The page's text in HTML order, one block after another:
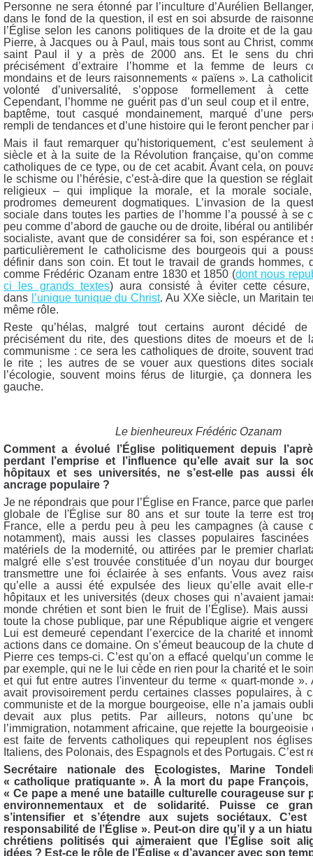
Personne ne sera étonné par l’inculture d’Aurélien
dans le fond de la question, il est en soi absurde de
l’Église selon les canons politiques de la droite et de la
Pierre, à Jacques ou à Paul, mais tous sont au Christ,
saint Paul il y a près de 2000 ans. Et le sens du
précisément d’extraire l’homme et la femme de leurs
mondains et de leurs raisonnements « païens ». La
volonté d’universalité, s’oppose formellement à cette
Cependant, l’homme ne guérit pas d’un seul coup et il
baptême, tout casqué mondainement, marqué d’une
rempli de tendances et d’une histoire qui le feront pencher par
Mais il faut remarquer qu’historiquement, c’est seulement
siècle et à la suite de la Révolution française, qu’on
catholiques de ce type, ou de cet acabit. Avant cela, on
le schisme ou l’hérésie, c’est-à-dire que la question se
religieux – qui implique la morale, et la morale
prodromes demeurent dogmatiques. L’invasion de la
sociale dans toutes les parties de l’homme l’a poussé à se
peu comme d’abord de gauche ou de droite, libéral ou
socialiste, avant que de considérer sa foi, son espérance et
particulièrement le catholicisme des bourgeois qui a
définir dans son coin. Et tout le travail de grands hommes,
comme Frédéric Ozanam entre 1830 et 1850 (dont nous
ci les grands textes) aura consisté à éviter cette césure,
dans l’unique tunique du Christ. Au XXe siècle, un Maritain
même rôle.
Reste qu’hélas, malgré tout certains auront décidé de
précisément du rite, des questions dites de moeurs et de
communisme : ce sera les catholiques de droite, souvent
le rite ; les autres de se vouer aux questions dites
l’écologie, souvent moins férus de liturgie, ça donnera
gauche.
Le bienheureux Frédéric Ozanam
Comment a évolué l’Église politiquement depuis
perdant l’emprise et l’influence qu’elle avait sur la
hôpitaux et ses universités, ne s’est-elle pas aussi
ancrage populaire ?
Je ne répondrais que pour l’Église en France, parce que
globale de l'Église sur 80 ans et sur toute la terre est
France, elle a perdu peu à peu les campagnes (à cause
notamment), mais aussi les classes populaires
matériels de la modernité, ou attirées par le premier
malgré elle s’est trouvée constituée d’un noyau dur
transmettre une foi éclairée à ses enfants. Vous avez
qu’elle a aussi été expulsée des lieux qu’elle avait elle-
hôpitaux et les universités (deux choses qui n’avaient
monde chrétien et sont bien le fruit de l’Église). Mais aussi
toute la chose publique, par une République aigrie et
Lui est demeuré cependant l’exercice de la charité et
actions dans ce domaine. On s’émeut beaucoup de la chute
Pierre ces temps-ci. C’est qu’on a effacé quelqu’un comme
par exemple, qui ne le lui cède en rien pour la charité et le
et qui fut entre autres l'inventeur du terme « quart-monde ».
avait provisoirement perdu certaines classes populaires, à
communiste et de la morgue bourgeoise, elle n’a jamais
devait aux plus petits. Par ailleurs, notons qu’une
l’immigration, notamment africaine, que rejette la
est faite de fervents catholiques qui repeuplent nos
Italiens, des Polonais, des Espagnols et des Portugais. C’est
Secrétaire nationale des Ecologistes, Marine
« catholique pratiquante ». À la mort du pape François,
« Ce pape a mené une bataille culturelle courageuse sur
environnementaux et de solidarité. Puisse ce
s’intensifier et s’étendre aux sujets sociétaux.
responsabilité de l’Église ». Peut-on dire qu’il y a un
chrétiens politisés qui aimeraient que l’Église soit
idées ? Est-ce le rôle de l’Église « d’avancer avec son